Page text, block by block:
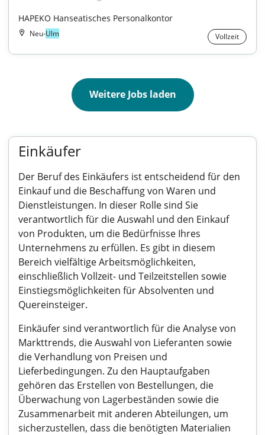
HAPEKO Hanseatisches Personalkontor
Neu-Ulm Vollzeit
Weitere Jobs laden
Einkäufer
Der Beruf des Einkäufers ist entscheidend für den
Einkauf und die Beschaffung von Waren und
Dienstleistungen. In dieser Rolle sind Sie
verantwortlich für die Auswahl und den Einkauf
von Produkten, um die Bedürfnisse Ihres
Unternehmens zu erfüllen. Es gibt in diesem
Bereich vielfältige Arbeitsmöglichkeiten,
einschließlich Vollzeit- und Teilzeitstellen sowie
Einstiegsmöglichkeiten für Absolventen und
Quereinsteiger.
Einkäufer sind verantwortlich für die Analyse von
Markttrends, die Auswahl von Lieferanten sowie
die Verhandlung von Preisen und
Lieferbedingungen. Zu den Hauptaufgaben
gehören das Erstellen von Bestellungen, die
Überwachung von Lagerbeständen sowie die
Zusammenarbeit mit anderen Abteilungen, um
sicherzustellen, dass die benötigten Materialien